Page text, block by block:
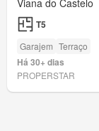
Viana do Castelo
T5
Garajem Terraço
Há 30+ dias
PROPERSTAR